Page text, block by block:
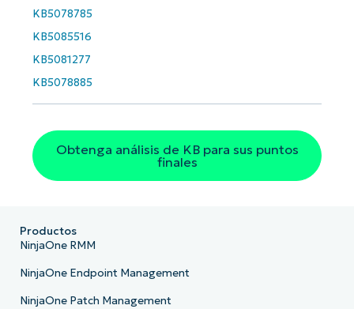
KB5078785
KB5085516
KB5081277
KB5078885
Obtenga análisis de KB para sus puntos
finales
Phone
País
Productos
NinjaOne RMM
NinjaOne Endpoint Management
NinjaOne Patch Management